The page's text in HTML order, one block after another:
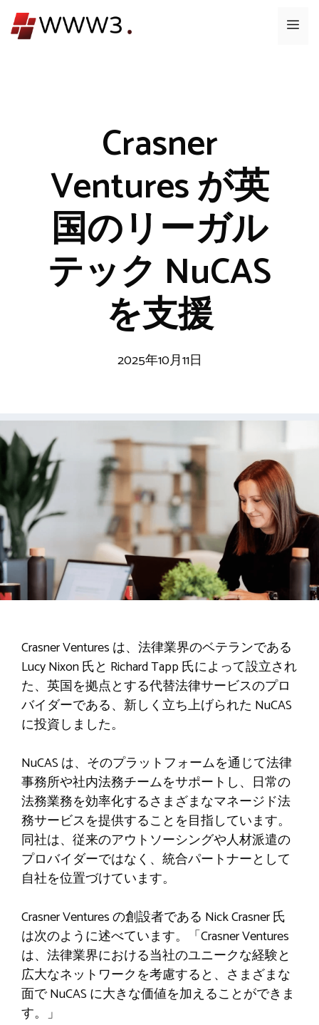
ン
メ
Crasner
Ventures が英
国のリーガル
テック NuCAS
を支援
2025年10月11日
Crasner Ventures は、法律業界のベテランである
Lucy Nixon 氏と Richard Tapp 氏によって設立され
た、英国を拠点とする代替法律サービスのプロ
バイダーである、新しく立ち上げられた NuCAS
に投資しました。
NuCAS は、そのプラットフォームを通じて法律
事務所や社内法務チームをサポートし、日常の
法務業務を効率化するさまざまなマネージド法
務サービスを提供することを目指しています。
同社は、従来のアウトソーシングや人材派遣の
プロバイダーではなく、統合パートナーとして
自社を位置づけています。
Crasner Ventures の創設者である Nick Crasner 氏
は次のように述べています。「Crasner Ventures
は、法律業界における当社のユニークな経験と
広大なネットワークを考慮すると、さまざまな
面で NuCAS に大きな価値を加えることができま
す。」